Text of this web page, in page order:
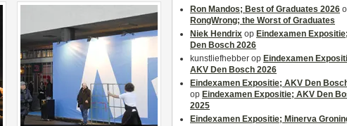
Ron Mandos; Best of Graduates 2026
RongWrong; the Worst of Graduates
Niek Hendrix op Eindexamen
Den Bosch 2026
kunstliefhebber op Eindexamen
AKV Den Bosch 2026
Eindexamen Expositie; AKV Den
op Eindexamen Expositie; AKV Den
2025
Eindexamen Expositie; Minerva